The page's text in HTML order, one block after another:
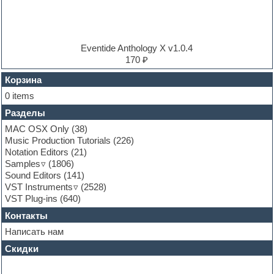
EXS24 Instruments
FL Studio
Flute
Folk samples
Fruityloops
Funk
Garritan
General MIDI kits
Guitar emulation
Guitar loops
Guitar processing and effects
Hands-up samples
Hardstyle
Heavy metal sample packs
Hip-hop
House music
Hypersonic
Jazz
Eventide Anthology X v1.0.4
170 ₽
Корзина
0 items
Разделы
MAC OSX Only (38)
Music Production Tutorials (226)
Notation Editors (21)
Samples
(1806)
Sound Editors (141)
VST Instruments
(2528)
VST Plug-ins (640)
Контакты
Написать нам
Скидки